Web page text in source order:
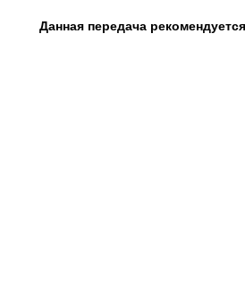
Данная передача